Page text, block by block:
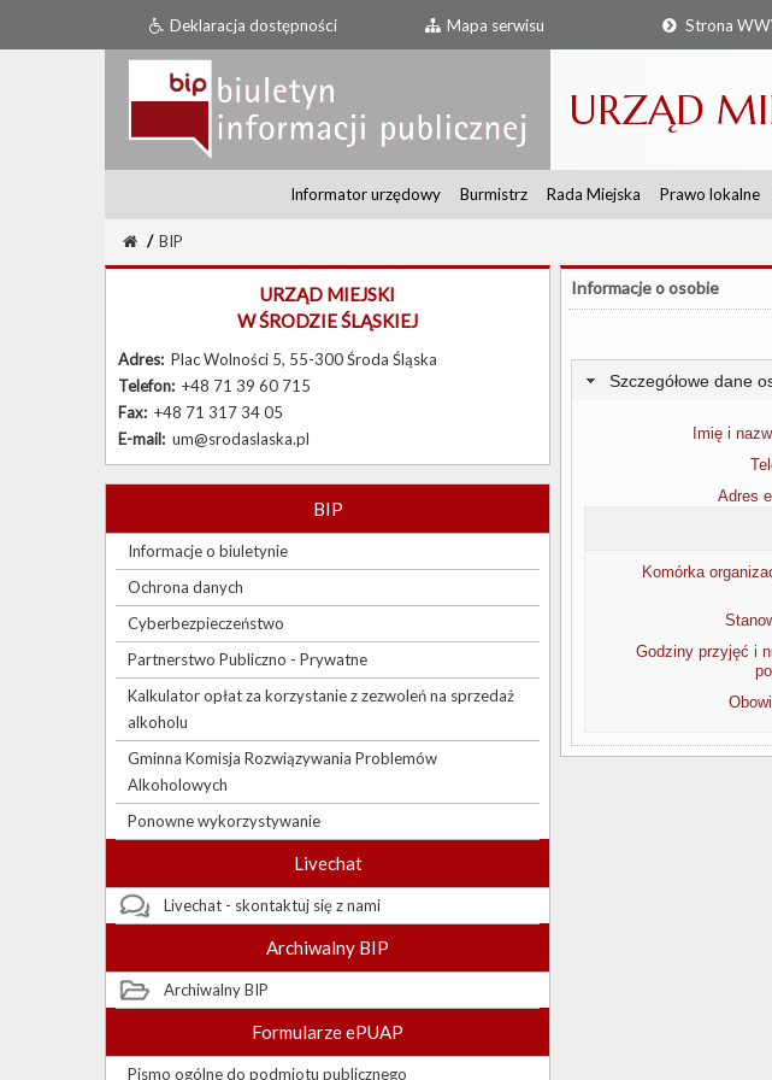
Deklaracja dostępności Mapa serwisu Strona
URZĄD
Informator urzędowy Burmistrz Rada Miejska Prawo lokalne
/ BIP
URZĄD MIEJSKI
W ŚRODZIE ŚLĄSKIEJ
Adres: Plac Wolności 5, 55-300 Środa Śląska
Telefon: +48 71 39 60 715
Fax: +48 71 317 34 05
E-mail: um@srodaslaska.pl
BIP
Informacje o biuletynie
Ochrona danych
Cyberbezpieczeństwo
Partnerstwo Publiczno - Prywatne
Kalkulator opłat za korzystanie z zezwoleń na sprzedaż
alkoholu
Gminna Komisja Rozwiązywania Problemów
Alkoholowych
Ponowne wykorzystywanie
Livechat
Livechat - skontaktuj się z nami
Archiwalny BIP
Archiwalny BIP
Formularze ePUAP
Pismo ogólne do podmiotu publicznego
Informacje o osobie
Szczegółowe dane
Imię i
Adres
Komórka
Godziny przyjęć i